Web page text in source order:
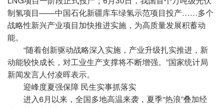
制氢项目——中国石化新疆库车绿氢示范项目投产……多个
战略性新兴产业项目加快推进实施，为高质量发展积蓄动
能。
“随着创新驱动战略深入实施，产业升级扎实推进，新
动能较快成长，对工业生产支撑将不断增强。”国家统计局
新闻发言人付凌晖表示。
迎峰度夏强保障 民生实事抓落实
进入6月以来，全国多地高温来袭，夏季“热浪”叠加经